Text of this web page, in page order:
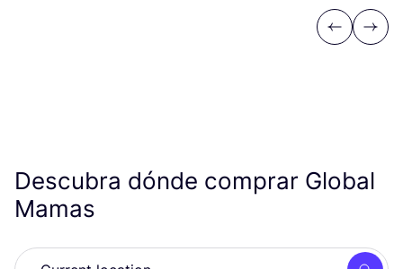
Previous
Next
Descubra dónde comprar Global
Mamas